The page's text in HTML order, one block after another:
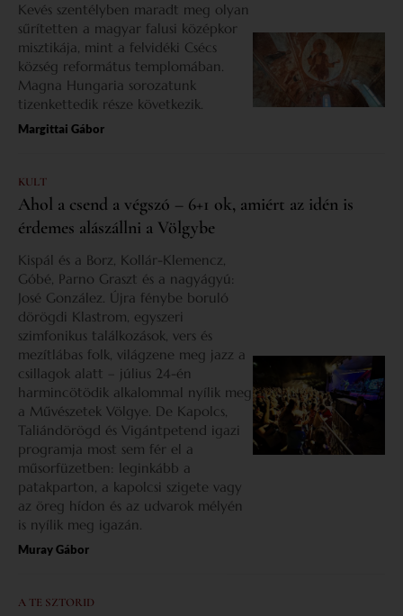
Kevés szentélyben maradt meg olyan
sűrítetten a magyar falusi középkor
misztikája, mint a felvidéki Csécs
község református templomában.
Magna Hungaria sorozatunk
tizenkettedik része következik.
Margittai Gábor
KULT
Ahol a csend a végszó – 6+1 ok, amiért az idén is
érdemes alászállni a Völgybe
Kispál és a Borz, Kollár-Klemencz,
Góbé, Parno Graszt és a nagyágyú:
José González. Újra fénybe boruló
dörögdi Klastrom, egyszeri
szimfonikus találkozások, vers és
mezítlábas folk, világzene meg jazz a
csillagok alatt – július 24-én
harmincötödik alkalommal nyílik meg
a Művészetek Völgye. De Kapolcs,
Taliándörögd és Vigántpetend igazi
programja most sem fér el a
műsorfüzetben: leginkább a
patakparton, a kapolcsi szigete vagy
az öreg hídon és az udvarok mélyén
is nyílik meg igazán.
Muray Gábor
A TE SZTORID